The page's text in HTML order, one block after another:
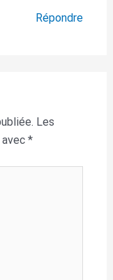
Répondre
Les
*